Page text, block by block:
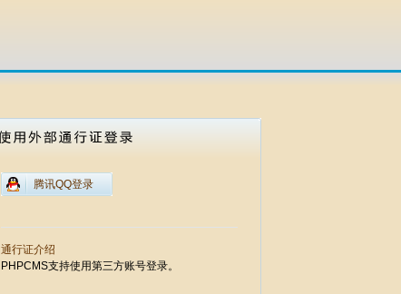
腾讯QQ登录
通行证介绍
PHPCMS支持使用第三方账号登录。